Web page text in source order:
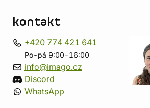
kontakt
+420 774 421 641
Po-pá 9:00-16:00
info@imago.cz
Discord
WhatsApp